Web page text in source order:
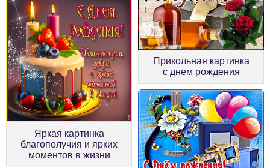
Прикольная картинка
с днем рождения
Яркая картинка
благополучия и ярких
моментов в жизни